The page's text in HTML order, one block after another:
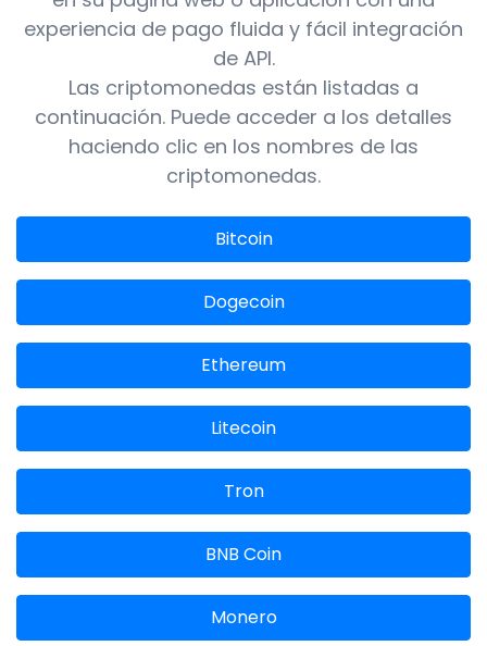
experiencia de pago fluida y fácil integración
de API.
Las criptomonedas están listadas a
continuación. Puede acceder a los detalles
haciendo clic en los nombres de las
criptomonedas.
Bitcoin
Dogecoin
Ethereum
Litecoin
Tron
BNB Coin
Monero